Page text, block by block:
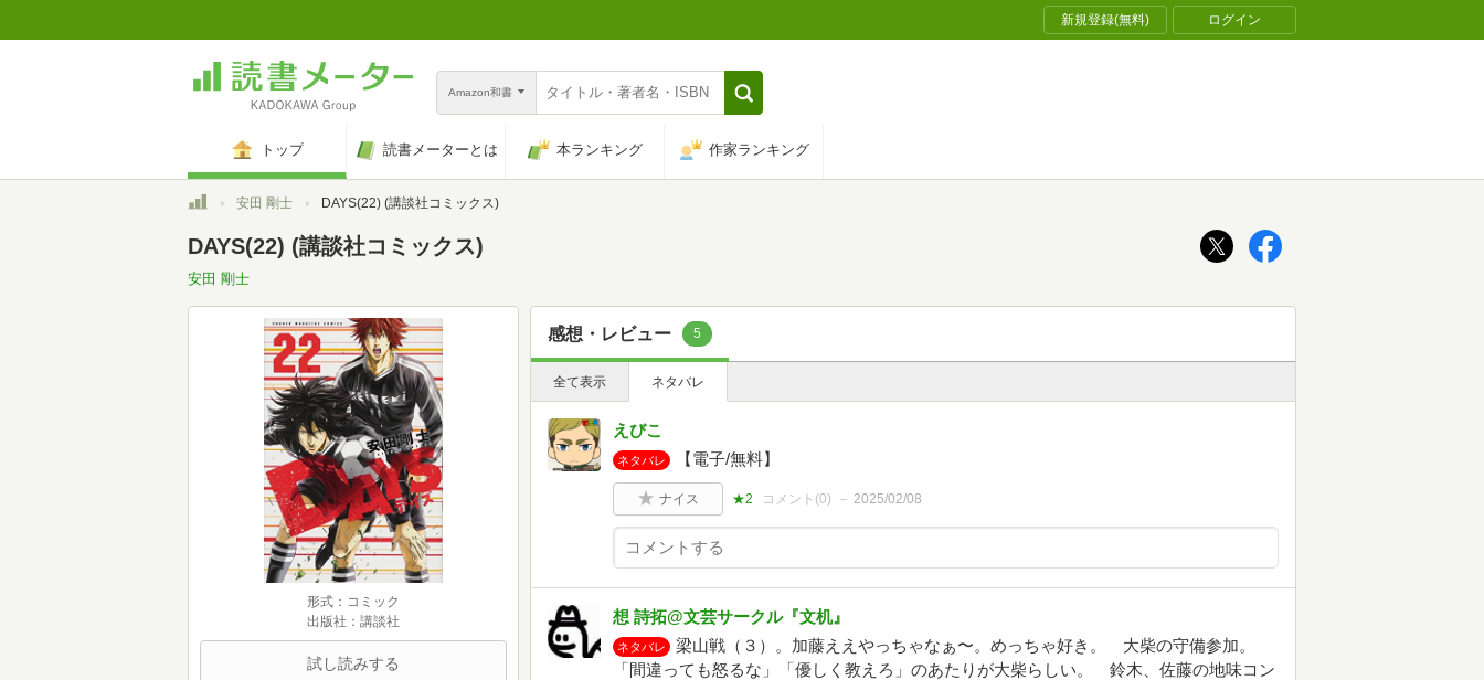
新規登録(無料) ログイン
Amazon和書
トップ 読書メーターとは 本ランキング 作家ランキング
トップ安田 剛士 DAYS(22) (講談社コミックス)
DAYS(22) (講談社コミックス)
安田 剛士
形式：コミック
出版社：講談社
試し読みする
感想・レビュー 5
全て表示 ネタバレ
えびこ
ネタバレ 【電子/無料】
ナイス ★2 コメント(0) 2025/02/08
想 詩拓@文芸サークル『文机』
ネタバレ
梁山戦（３）。加藤ええやっちゃなぁ〜。めっちゃ好き。 大柴の守備参加。
「間違っても怒るな」「優しく教えろ」のあたりが大柴らしい。 鈴木、佐藤の地味コン